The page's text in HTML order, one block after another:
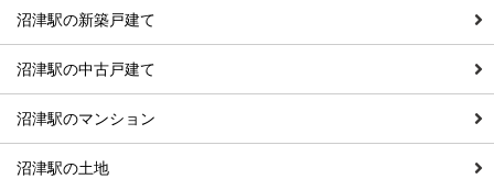
沼津駅の新築戸建て
沼津駅の中古戸建て
沼津駅のマンション
沼津駅の土地